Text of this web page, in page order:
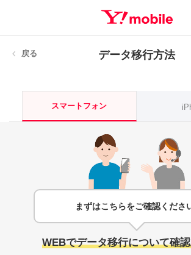
戻る データ移行方法
スマートフォン
まずはこちらをご確認くださ
WEBでデータ移行について確